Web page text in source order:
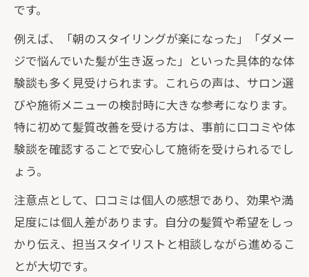
です。
例えば、「朝のスタイリングが楽になった」「ダメー
ジで悩んでいた髪が生き返った」といった具体的な体
験談も多く見受けられます。これらの声は、サロン選
びや施術メニューの検討時に大きな参考になります。
特に初めて髪質改善を受ける方は、事前に口コミや体
験談を確認することで安心して施術を受けられるでし
ょう。
注意点として、口コミは個人の感想であり、効果や満
足度には個人差があります。自分の髪質や希望をしっ
かり伝え、担当スタイリストと相談しながら進めるこ
とが大切です。